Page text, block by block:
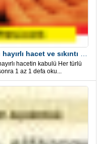
hacetin kabulü Her türlü
1 az 1 defa oku...